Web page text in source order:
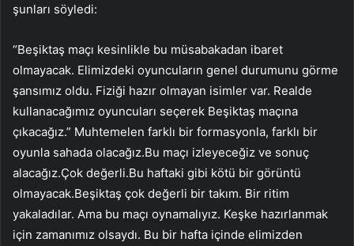
şunları söyledi:
“Beşiktaş maçı kesinlikle bu müsabakadan ibaret
olmayacak. Elimizdeki oyuncuların genel durumunu görme
şansımız oldu. Fiziği hazır olmayan isimler var. Realde
kullanacağımız oyuncuları seçerek Beşiktaş maçına
çıkacağız.” Muhtemelen farklı bir formasyonla, farklı bir
oyunla sahada olacağız.Bu maçı izleyeceğiz ve sonuç
alacağız.Çok değerli.Bu haftaki gibi kötü bir görüntü
olmayacak.Beşiktaş çok değerli bir takım. Bir ritim
yakaladılar. Ama bu maçı oynamalıyız. Keşke hazırlanmak
için zamanımız olsaydı. Bu bir hafta içinde elimizden